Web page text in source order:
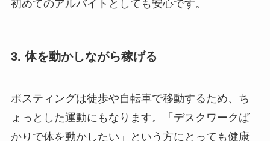
初めてのアルバイトとしても安心です。
3. 体を動かしながら稼げる
ポスティングは徒歩や自転車で移動するため、ち
ょっとした運動にもなります。「デスクワークば
かりで体を動かしたい」という方にとっても健康